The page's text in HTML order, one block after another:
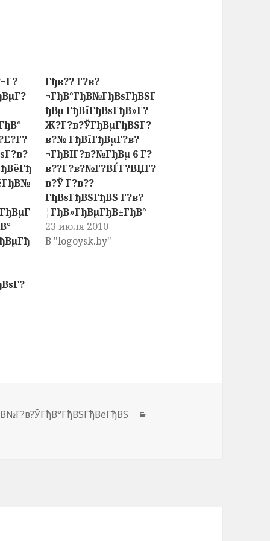
Гђв?? Г?в?
¬ГђВ°ГђВ№ГђВѕГђВЅГ
ђВµ ГђВїГђВѕГђВ»Г?
Ж?Г?в?ЎГђВµГђВЅГ?
в?№ ГђВїГђВµГ?в?
¬ГђВІГ?в?№ГђВµ 6 Г?
в??Г?в?№Г?ВЃГ?ВЏГ?
в?Ў Г?в??
ГђВѕГђВЅГђВЅ Г?в?
¦ГђВ»ГђВµГђВ±ГђВ°
23 июля 2010
В "logoysk.by"